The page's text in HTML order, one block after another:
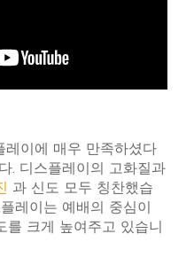
레이에 매우 만족하셨다
. 디스플레이의 고화질과
과 신도 모두 칭찬했습
레이는 예배의 중심이
크게 높여주고 있습니